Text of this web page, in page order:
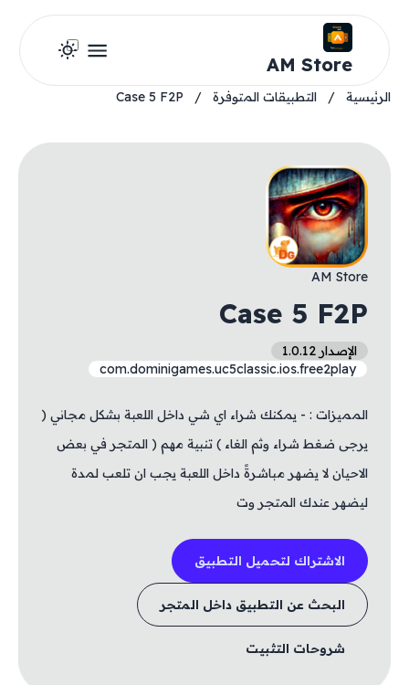
AM Store
الرئيسية / التطبيقات المتوفرة /
Case 5 F2P
AM Store
Case 5 F2P
الإصدار 1.0.12
com.dominigames.uc5classic.ios.free2play
المميزات : - يمكنك شراء اي شي داخل اللعبة بشكل مجاني (
يرجى ضغط شراء وثم الغاء ) تنبية مهم ( المتجر في بعض
الاحيان لا يضهر مباشرةً داخل اللعبة يجب ان تلعب لمدة
ليضهر عندك المتجر وت
الاشتراك لتحميل التطبيق
البحث عن التطبيق داخل المتجر
شروحات التثبيت